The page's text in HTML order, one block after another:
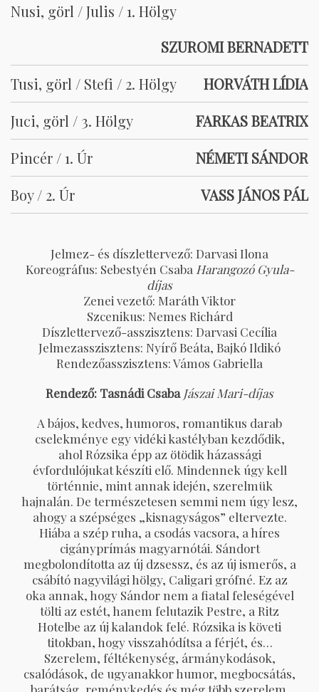
Nusi, görl / Julis / 1. Hölgy
SZUROMI BERNADETT
Tusi, görl / Stefi / 2. Hölgy
HORVÁTH LÍDIA
Juci, görl / 3. Hölgy
FARKAS BEATRIX
Pincér / 1. Úr
NÉMETI SÁNDOR
Boy / 2. Úr
VASS JÁNOS PÁL
Jelmez- és díszlettervező: Darvasi Ilona
Koreográfus: Sebestyén Csaba Harangozó Gyula-
díjas
Zenei vezető: Maráth Viktor
Szcenikus: Nemes Richárd
Díszlettervező-asszisztens: Darvasi Cecília
Jelmezasszisztens: Nyírő Beáta, Bajkó Ildikó
Rendezőasszisztens: Vámos Gabriella
Rendező: Tasnádi Csaba Jászai Mari-díjas
A bájos, kedves, humoros, romantikus darab
cselekménye egy vidéki kastélyban kezdődik,
ahol Rózsika épp az ötödik házassági
évfordulójukat készíti elő. Mindennek úgy kell
történnie, mint annak idején, szerelmük
hajnalán. De természetesen semmi nem úgy lesz,
ahogy a szépséges „kisnagyságos” eltervezte.
Hiába a szép ruha, a csodás vacsora, a híres
cigányprímás magyarnótái. Sándort
megbolondította az új dzsessz, és az új ismerős, a
csábító nagyvilági hölgy, Caligari grófné. Ez az
oka annak, hogy Sándor nem a fiatal feleségével
tölti az estét, hanem felutazik Pestre, a Ritz
Hotelbe az új kalandok felé. Rózsika is követi
titokban, hogy visszahódítsa a férjét, és…
Szerelem, féltékenység, ármánykodások,
csalódások, de ugyanakkor humor, megbocsátás,